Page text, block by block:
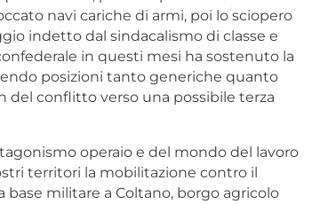
navi cariche di armi, poi lo sciopero
indetto dal sindacalismo di classe e
in questi mesi ha sostenuto la
posizioni tanto generiche quanto
conflitto verso una possibile terza
operaio e del mondo del lavoro
territori la mobilitazione contro il
militare a Coltano, borgo agricolo